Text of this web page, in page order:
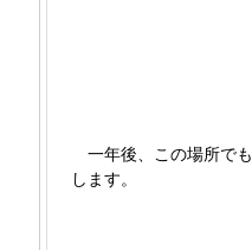
一年後、この場所で
します。